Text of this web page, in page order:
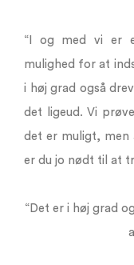
“I og med vi er
mulighed for at
i høj grad også
det ligeud. Vi
det er muligt, men
er du jo nødt til at
“Det er i høj grad